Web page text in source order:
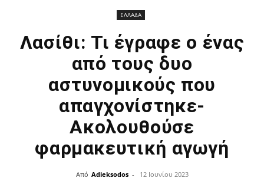
ΕΛΛΑΔΑ
Λασίθι: Τι έγραφε ο ένας
από τους δυο
αστυνομικούς που
απαγχονίστηκε-
Ακολουθούσε
φαρμακευτική αγωγή
Από Adieksodos - 12 Ιουνίου 2023